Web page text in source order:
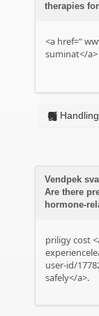
therapies
<a href="
suminat</
Handling
Vendpek
Are there
hormone-
priligy cost
user-id/
safely</a>.